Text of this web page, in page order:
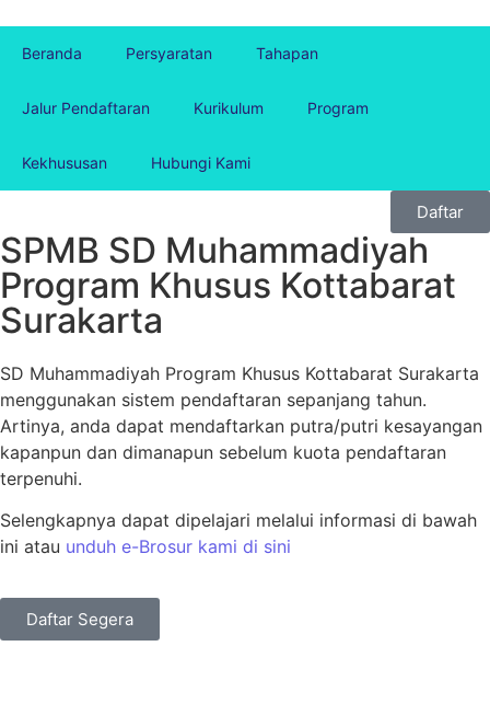
Beranda Persyaratan Tahapan
Jalur Pendaftaran Kurikulum Program
Kekhususan Hubungi Kami
Daftar
SPMB SD Muhammadiyah
Program Khusus Kottabarat
Surakarta
SD Muhammadiyah Program Khusus Kottabarat Surakarta
menggunakan sistem pendaftaran sepanjang tahun.
Artinya, anda dapat mendaftarkan putra/putri kesayangan
kapanpun dan dimanapun sebelum kuota pendaftaran
terpenuhi.
Selengkapnya dapat dipelajari melalui informasi di bawah
ini atau unduh e-Brosur kami di sini
Daftar Segera